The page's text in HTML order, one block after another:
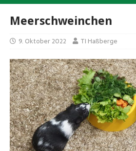
Meerschweinchen
9. Oktober 2022 TI Haßberge